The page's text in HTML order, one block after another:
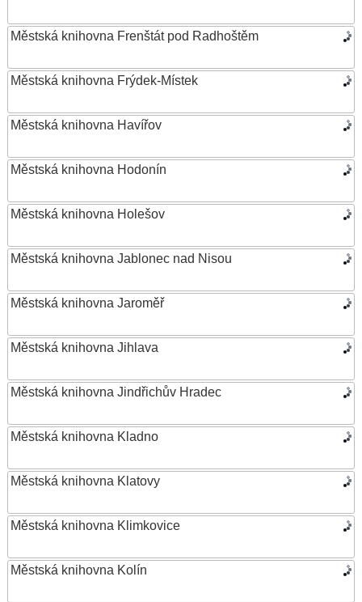
Městská knihovna Frenštát pod Radhoštěm
Městská knihovna Frýdek-Místek
Městská knihovna Havířov
Městská knihovna Hodonín
Městská knihovna Holešov
Městská knihovna Jablonec nad Nisou
Městská knihovna Jaroměř
Městská knihovna Jihlava
Městská knihovna Jindřichův Hradec
Městská knihovna Kladno
Městská knihovna Klatovy
Městská knihovna Klimkovice
Městská knihovna Kolín